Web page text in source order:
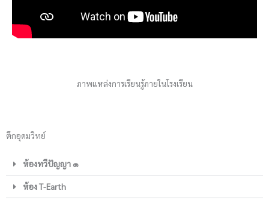
ภาพแหล่งการเรียนรู้ภายในโรงเรียน
ตึกอุดมวิทย์
ห้องทวีปัญญา ๑
ห้อง T-Earth